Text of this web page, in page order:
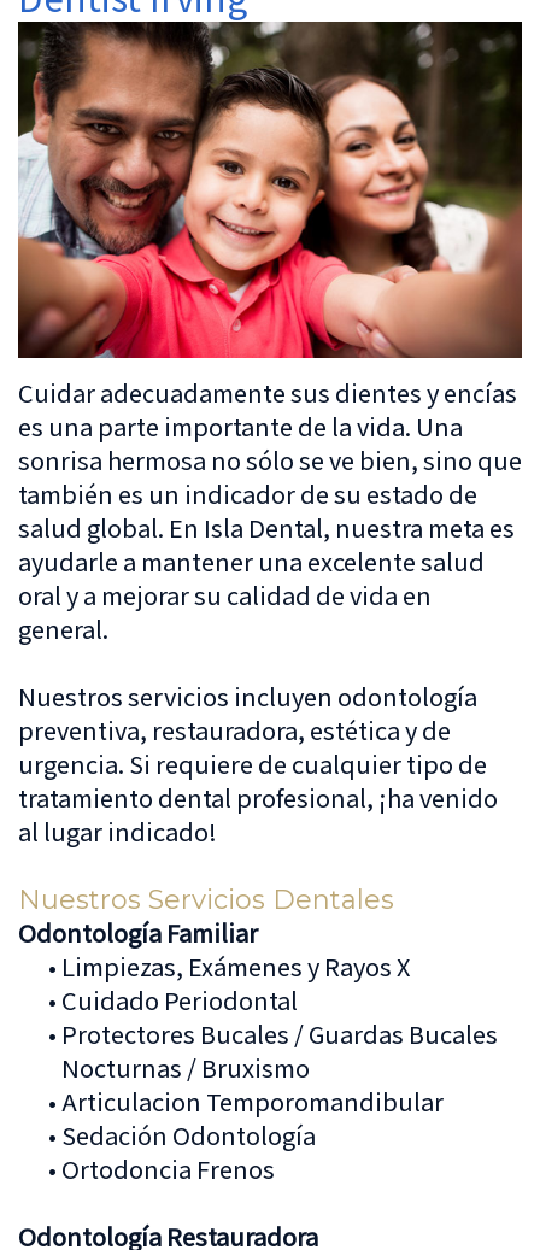
Dentistry
Cosmetic
Dentistry
Dentistry
For
Kids
Sedation
Dentistry
Patient
Forms
Financial
&
Insurance
Patient
Testimonials
Us
Irving
Location
Lewisville
Location
Español
Cuidar adecuadamente sus dientes y encías
es una parte importante de la vida. Una
sonrisa hermosa no sólo se ve bien, sino que
también es un indicador de su estado de
salud global. En Isla Dental, nuestra meta es
ayudarle a mantener una excelente salud
oral y a mejorar su calidad de vida en
general.
Nuestros servicios incluyen odontología
preventiva, restauradora, estética y de
urgencia. Si requiere de cualquier tipo de
tratamiento dental profesional, ¡ha venido
al lugar indicado!
Nuestros Servicios Dentales
Odontología Familiar
• Limpiezas, Exámenes y Rayos X
• Cuidado Periodontal
• Protectores Bucales / Guardas Bucales
Nocturnas / Bruxismo
• Articulacion Temporomandibular
• Sedación Odontología
• Ortodoncia Frenos
Odontología Restauradora